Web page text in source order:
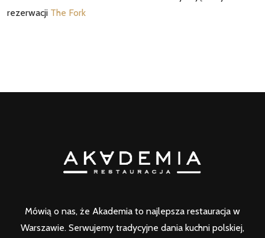
rezerwacji The Fork
Mówią o nas, że Akademia to najlepsza restauracja w
Warszawie. Serwujemy tradycyjne dania kuchni polskiej,